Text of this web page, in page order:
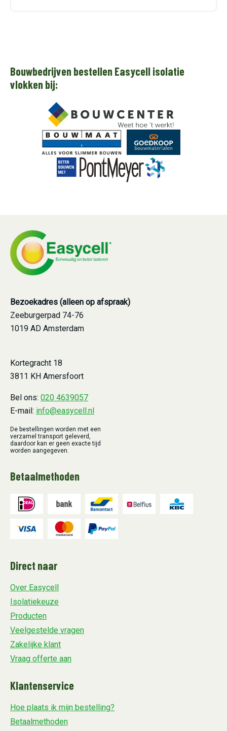
Bouwbedrijven bestellen Easycell isolatie
vlokken bij:
Bezoekadres (alleen op afspraak)
Zeeburgerpad 74-76
1019 AD Amsterdam
Kortegracht 18
3811 KH Amersfoort
Bel ons: 020 4639057
E-mail: info@easycell.nl
De bestellingen worden met een
verzamel transport geleverd,
daardoor kan er geen exacte tijd
worden aangegeven.
Betaalmethoden
Direct naar
Over Easycell
Isolatiekeuze
Producten
Veelgestelde vragen
Zakelijke klant
Vraag offerte aan
Klantenservice
Hoe plaats ik mijn bestelling?
Betaalmethoden